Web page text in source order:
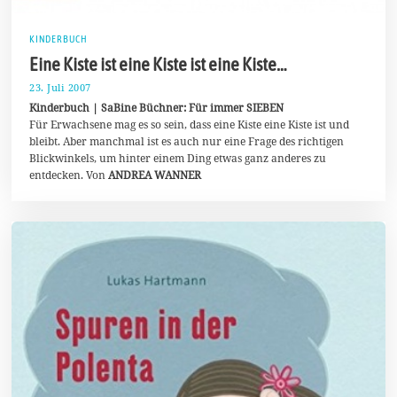
KINDERBUCH
Eine Kiste ist eine Kiste ist eine Kiste…
23. Juli 2007
J
u
l
i
2
0
Kinderbuch | SaBine Büchner: Für immer SIEBEN
Für Erwachsene mag es so sein, dass eine Kiste eine Kiste ist und
bleibt. Aber manchmal ist es auch nur eine Frage des richtigen
Blickwinkels, um hinter einem Ding etwas ganz anderes zu
entdecken. Von ANDREA WANNER